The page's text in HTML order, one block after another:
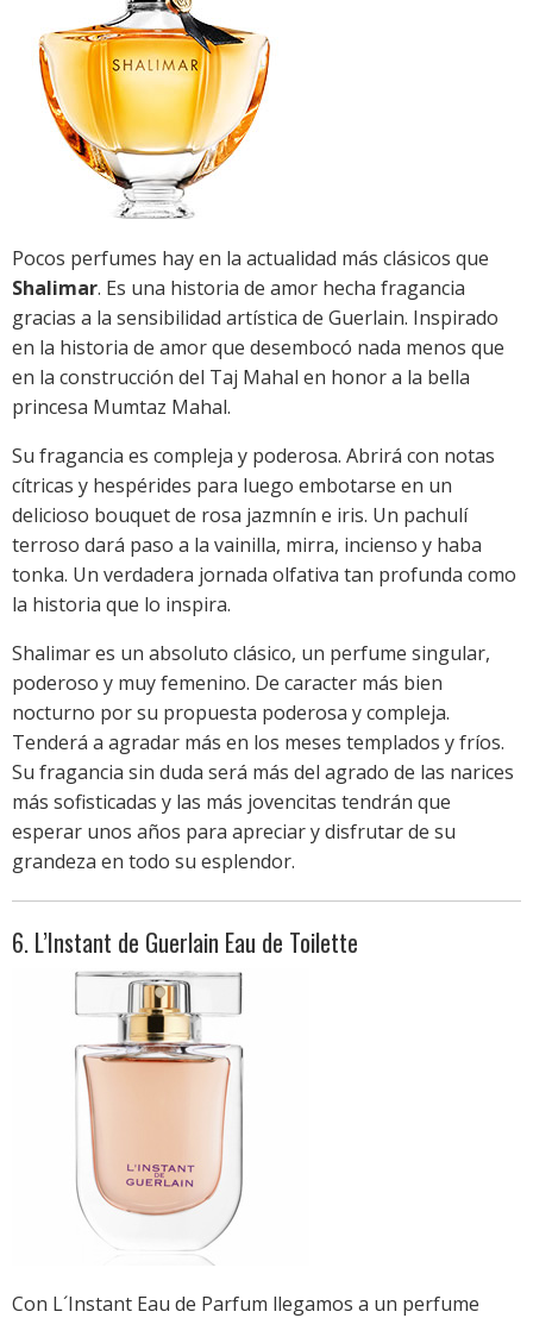
Pocos perfumes hay en la actualidad más clásicos que
Shalimar. Es una historia de amor hecha fragancia
gracias a la sensibilidad artística de Guerlain. Inspirado
en la historia de amor que desembocó nada menos que
en la construcción del Taj Mahal en honor a la bella
princesa Mumtaz Mahal.
Su fragancia es compleja y poderosa. Abrirá con notas
cítricas y hespérides para luego embotarse en un
delicioso bouquet de rosa jazmnín e iris. Un pachulí
terroso dará paso a la vainilla, mirra, incienso y haba
tonka. Un verdadera jornada olfativa tan profunda como
la historia que lo inspira.
Shalimar es un absoluto clásico, un perfume singular,
poderoso y muy femenino. De caracter más bien
nocturno por su propuesta poderosa y compleja.
Tenderá a agradar más en los meses templados y fríos.
Su fragancia sin duda será más del agrado de las narices
más sofisticadas y las más jovencitas tendrán que
esperar unos años para apreciar y disfrutar de su
grandeza en todo su esplendor.
6. L’Instant de Guerlain Eau de Toilette
Con L´Instant Eau de Parfum llegamos a un perfume